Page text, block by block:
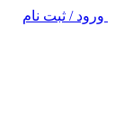
ورود / ثبت نام